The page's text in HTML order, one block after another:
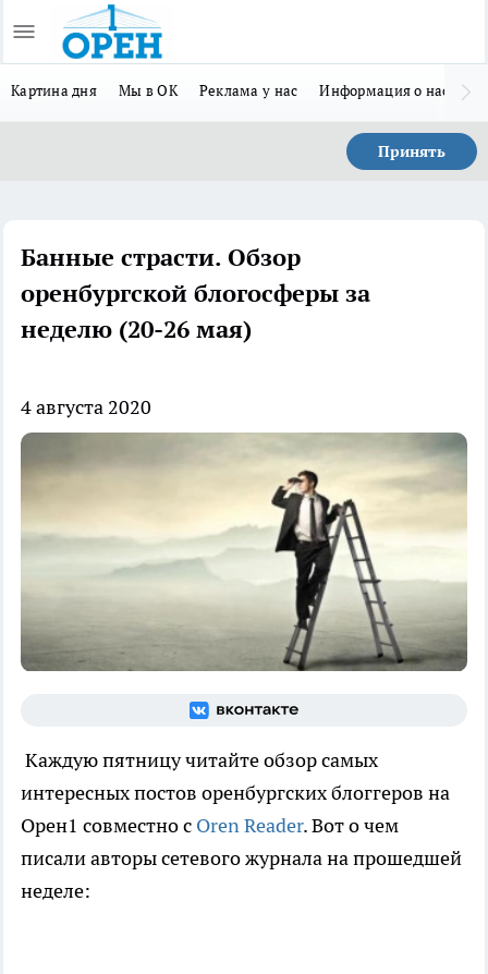
Картина дня Мы в ОК Реклама у нас Информация о нас
Принять
Банные страсти. Обзор
оренбургской блогосферы за
неделю (20-26 мая)
4 августа 2020
Каждую пятницу читайте обзор самых
интересных постов оренбургских блоггеров на
Орен1 совместно с Oren Reader. Вот о чем
писали авторы сетевого журнала на прошедшей
неделе: